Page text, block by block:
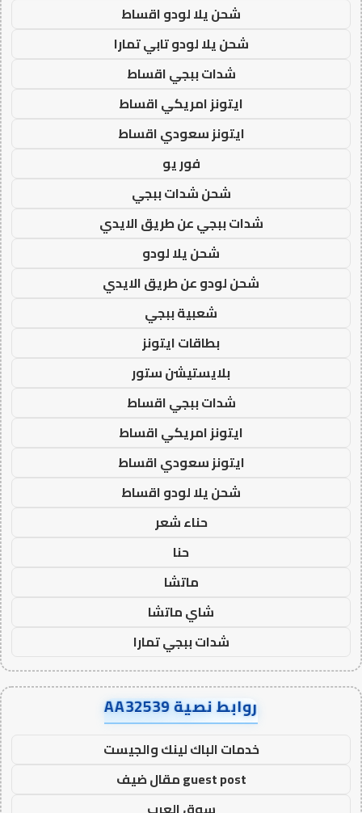
شحن يلا لودو اقساط
شحن يلا لودو تابي تمارا
شدات ببجي اقساط
ايتونز امريكي اقساط
ايتونز سعودي اقساط
فور يو
شحن شدات ببجي
شدات ببجي عن طريق الايدي
شحن يلا لودو
شحن لودو عن طريق الايدي
شعبية ببجي
بطاقات ايتونز
بلايستيشن ستور
شدات ببجي اقساط
ايتونز امريكي اقساط
ايتونز سعودي اقساط
شحن يلا لودو اقساط
حناء شعر
حنا
ماتشا
شاي ماتشا
شدات ببجي تمارا
روابط نصية AA32539
خدمات الباك لينك والجيست
guest post مقال ضيف